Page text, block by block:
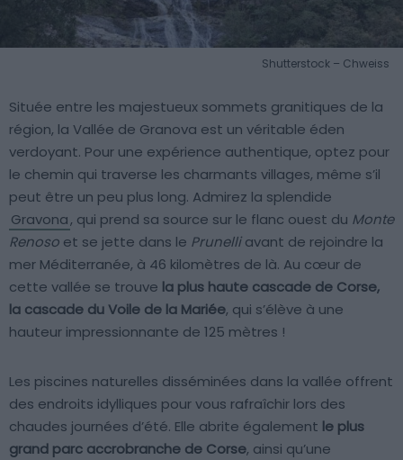
Shutterstock – Chweiss
Située entre les majestueux sommets granitiques de la
région, la Vallée de Granova est un véritable éden
verdoyant. Pour une expérience authentique, optez pour
le chemin qui traverse les charmants villages, même s’il
peut être un peu plus long. Admirez la splendide
Gravona, qui prend sa source sur le flanc ouest du Monte
Renoso et se jette dans le Prunelliavant de rejoindre la
mer Méditerranée, à 46 kilomètres de là. Au cœur de
cette vallée se trouve la plus haute cascade de Corse,
la cascade du Voile de la Mariée, qui s’élève à une
hauteur impressionnante de 125 mètres !
Les piscines naturelles disséminées dans la vallée offrent
des endroits idylliques pour vous rafraîchir lors des
chaudes journées d’été. Elle abrite également le plus
grand parc accrobranche de Corse, ainsi qu’une